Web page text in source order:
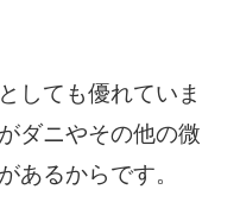
しても優れていま
ダニやその他の微
あるからです。